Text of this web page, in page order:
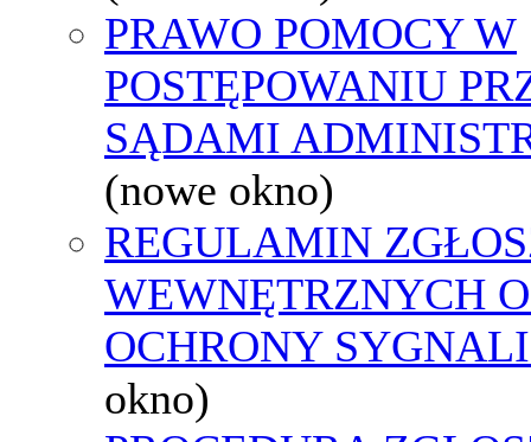
PRAWO POMOCY W
POSTĘPOWANIU
SĄDAMI
(nowe okno)
REGULAMIN
WEWNĘTRZNYCH
OCHRONY
okno)